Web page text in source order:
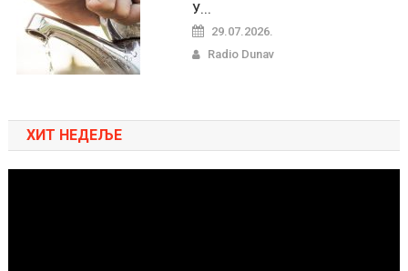
У...
29.07.2026.
Radio Dunav
ХИТ НЕДЕЉЕ